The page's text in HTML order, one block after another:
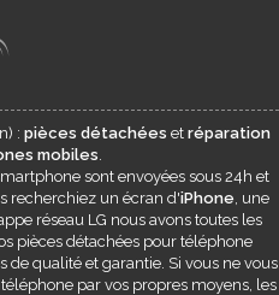
: pièces détachées et réparation
mobiles.
sont envoyées sous 24h et
recherchiez un écran d'iPhone, une
réseau LG nous avons toutes les
pièces détachées pour téléphone
de qualité et garantie. Si vous ne vous
par vos propres moyens, les